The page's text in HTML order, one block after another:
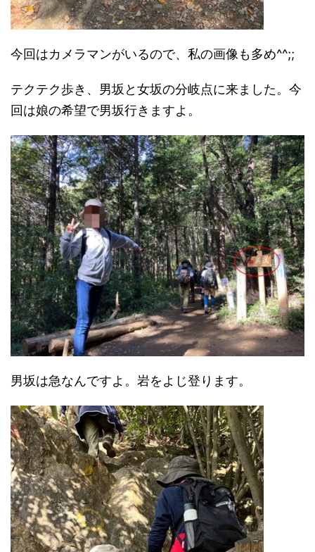
今回はカメラマンがいるので、私の画像も多め^^;;
テクテク歩き、男坂と女坂の分岐点に来ました。今
回は娘の希望で男坂行きますよ。
男坂は急なんですよ。岩をよじ登ります。